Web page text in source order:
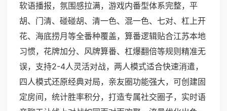
软语播报，氛围感拉满，游戏内番型体系完整，平
胡、门清、碰碰胡、清一色、混一色、七对、杠上开
花、海底捞月等全番种覆盖，算番逻辑贴合江苏本地
习惯，花牌加分、风牌算番、杠爆翻倍等规则精准无
误，支持2-4人灵活对战，两人模式适合快速消遣，
四人模式还原经典对局，亲友圈功能强大，可创建固
定房间，统计胜率积分，打造专属社交圈子，实时语